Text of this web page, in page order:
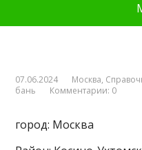
07.06.2024 Москва,
бань
Комментарии: 0
город: Москва